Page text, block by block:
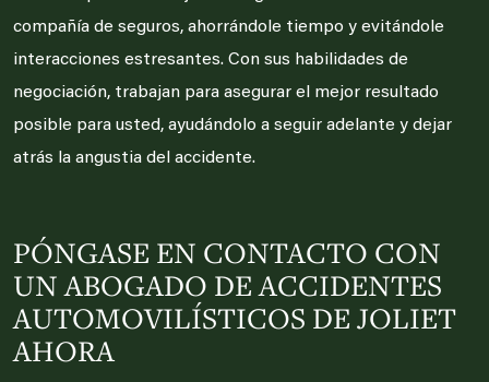
compañía de seguros, ahorrándole tiempo y evitándole
interacciones estresantes. Con sus habilidades de
negociación, trabajan para asegurar el mejor resultado
posible para usted, ayudándolo a seguir adelante y dejar
atrás la angustia del accidente.
PÓNGASE EN CONTACTO CON
UN ABOGADO DE ACCIDENTES
AUTOMOVILÍSTICOS DE JOLIET
AHORA